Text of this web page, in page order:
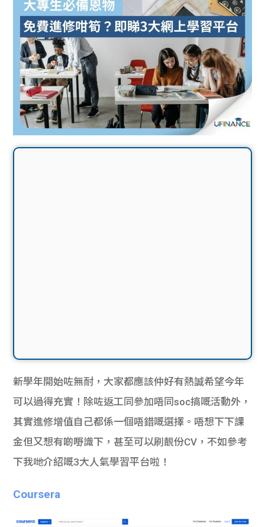
新學年開始咗無耐，大家都應該仲好有熱誠希望今年
可以過得充實！除咗返工同參加唔同soc搞嘅活動外，
其實進修增值自己都係一個唔錯嘅選擇。唔想下下課
金但又想有啲嘢識下，甚至可以刷靚份CV，不如參考
下我哋介紹嘅3大人氣學習平台啦！
Coursera